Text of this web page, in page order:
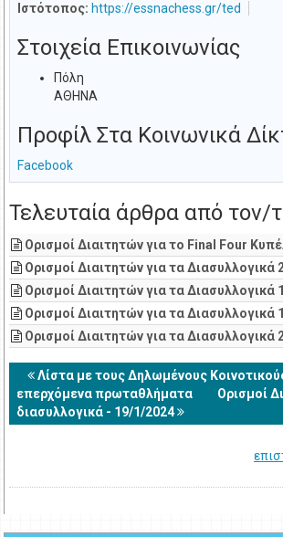
Ιστότοπος: https://essnachess.gr/ted
Στοιχεία Επικοινωνίας
Πόλη
ΑΘΗΝΑ
Προφίλ Στα Κοινωνικά
Facebook
Τελευταία άρθρα από τον/
Ορισμοί Διαιτητών για το Final Four
Ορισμοί Διαιτητών για τα Διασυλλογικά
Ορισμοί Διαιτητών για τα Διασυλλογικά
Ορισμοί Διαιτητών για τα Διασυλλογικά
Ορισμοί Διαιτητών για τα Διασυλλογικά
Λίστα με τους Δηλωμένους
επερχόμενα πρωταθλήματα
Ορισμοί
διασυλλογικά - 19/1/2024